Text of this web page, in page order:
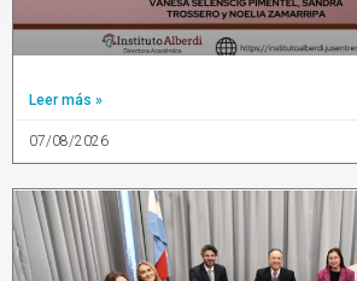
Leer más »
07/08/2026